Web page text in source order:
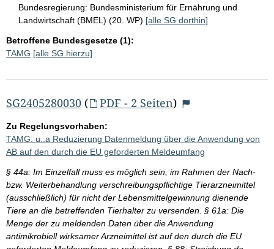
Bundesregierung: Bundesministerium für Ernährung und
Landwirtschaft (BMEL) (20. WP) [alle SG dorthin]
Betroffene Bundesgesetze (1):
TAMG [alle SG hierzu]
SG2405280030 ( PDF - 2 Seiten)
Zu Regelungsvorhaben:
TAMG: u..a Reduzierung Datenmeldung über die Anwendung von
AB auf den durch die EU geforderten Meldeumfang
§ 44a: Im Einzelfall muss es möglich sein, im Rahmen der Nach-
bzw. Weiterbehandlung verschreibungspflichtige Tierarzneimittel
(ausschließlich) für nicht der Lebensmittelgewinnung dienende
Tiere an die betreffenden Tierhalter zu versenden. § 61a: Die
Menge der zu meldenden Daten über die Anwendung
antimikrobiell wirksamer Arzneimittel ist auf den durch die EU